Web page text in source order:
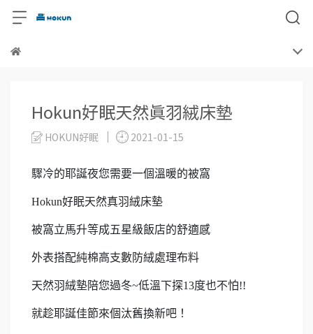
Hokun好眠天然真羽絨床墊
HOKUN好眠 2021-01-15
驟冷的耶誕夜您需要一個溫暖的被窩
Hokun好眠天然真羽絨床墊
被窩立馬升等成五星級飯店的舒適感
外表搭配純棉高支數防絨處理布料
天然羽絨墊陪您過冬~低溫下探13度也不怕!!
就趁耶誕佳節來個汰舊換新吧！